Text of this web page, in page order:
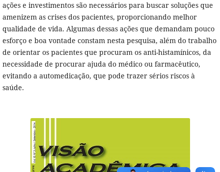
ações e investimentos são necessários para buscar soluções que
amenizem as crises dos pacientes, proporcionando melhor
qualidade de vida. Algumas dessas ações que demandam pouco
esforço e boa vontade constam nesta pesquisa, além do trabalho
de orientar os pacientes que procuram os anti-histamínicos, da
necessidade de procurar ajuda do médico ou farmacêutico,
evitando a automedicação, que pode trazer sérios riscos à
saúde.